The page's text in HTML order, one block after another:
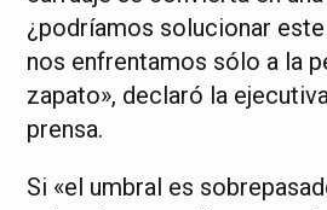
¿podríamos solucionar
nos enfrentamos sólo a la
zapato», declaró la
prensa.
Si «el umbral es